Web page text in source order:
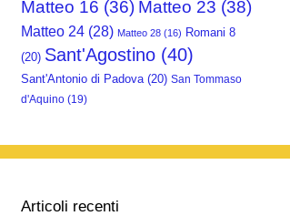
Matteo 16 (36) Matteo 23 (38)
Matteo 24 (28) Matteo 28 (16) Romani 8
(20) Sant'Agostino (40)
Sant'Antonio di Padova (20) San Tommaso
d'Aquino (19)
Articoli recenti